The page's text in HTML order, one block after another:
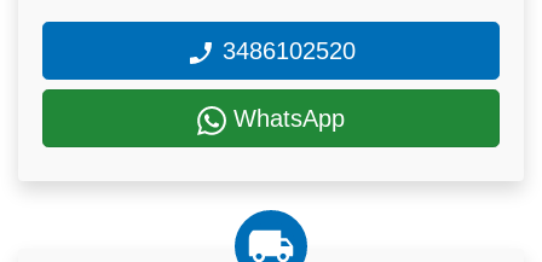
3486102520
WhatsApp